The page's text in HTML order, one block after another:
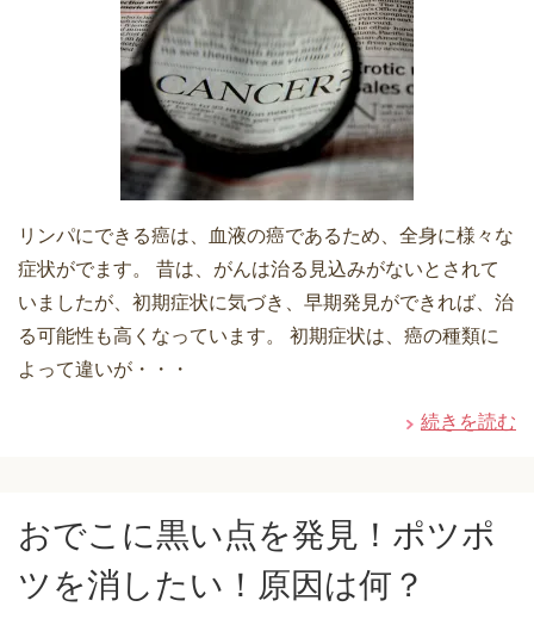
リンパにできる癌は、血液の癌であるため、全身に様々な
症状がでます。 昔は、がんは治る見込みがないとされて
いましたが、初期症状に気づき、早期発見ができれば、治
る可能性も高くなっています。 初期症状は、癌の種類に
よって違いが・・・
続きを読む
おでこに黒い点を発見！ポツポ
ツを消したい！原因は何？